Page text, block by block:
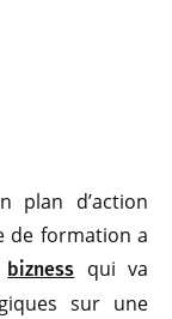
plan d’action
de formation a
bizness qui va
sur une